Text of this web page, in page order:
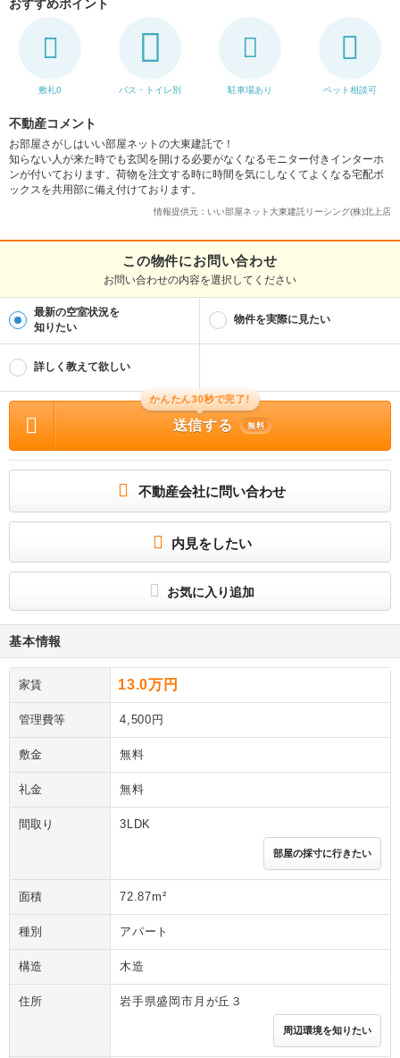
おすすめポイント
敷礼0 バス・トイレ別 駐車場あり ペット相談可
不動産コメント
お部屋さがしはいい部屋ネットの大東建託で！
知らない人が来た時でも玄関を開ける必要がなくなるモニター付きインターホ
ンが付いております。荷物を注文する時に時間を気にしなくてよくなる宅配ボ
ックスを共用部に備え付けております。
情報提供元：いい部屋ネット大東建託リーシング(株)北上店
この物件にお問い合わせ
お問い合わせの内容を選択してください
最新の空室状況を
知りたい
物件を実際に見たい
詳しく教えて欲しい
かんたん30秒で完了!
送信する 無料
不動産会社に問い合わせ
内見をしたい
お気に入り追加
基本情報
家賃 13.0万円
管理費等 4,500円
敷金 無料
礼金 無料
間取り 3LDK
部屋の採寸に行きたい
面積 72.87m²
種別 アパート
構造 木造
住所 岩手県盛岡市月が丘３
周辺環境を知りたい